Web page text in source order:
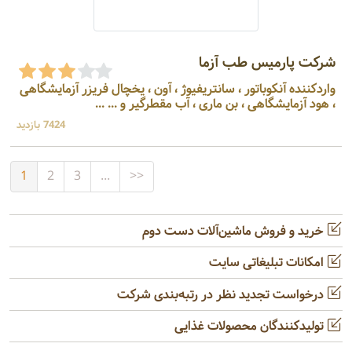
شرکت پارمیس طب آزما
واردکننده آنکوباتور ، سانتریفیوژ ، آون ، یخچال فریزر آزمایشگاهی
، هود آزمایشگاهی ، بن ماری ، آب مقطرگیر و ... ...
7424 بازدید
1 2 3 ... >>
خرید و فروش ماشین‌آلات دست دوم
امکانات تبلیغاتی سایت
درخواست تجدید نظر در رتبه‌بندی شرکت
تولیدکنندگان محصولات غذایی